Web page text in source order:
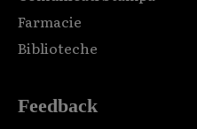
Farmacie
Biblioteche
Feedback